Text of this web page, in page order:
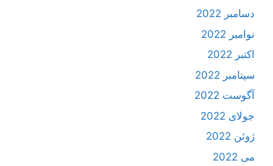
دسامبر 2022
نوامبر 2022
اکتبر 2022
سپتامبر 2022
آگوست 2022
جولای 2022
ژوئن 2022
می 2022